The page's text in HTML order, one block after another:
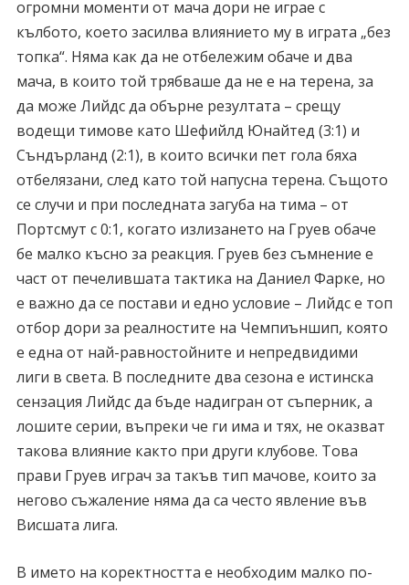
огромни моменти от мача дори не играе с
кълбото, което засилва влиянието му в играта „без
топка“. Няма как да не отбележим обаче и два
мача, в които той трябваше да не е на терена, за
да може Лийдс да обърне резултата – срещу
водещи тимове като Шефийлд Юнайтед (3:1) и
Съндърланд (2:1), в които всички пет гола бяха
отбелязани, след като той напусна терена. Същото
се случи и при последната загуба на тима – от
Портсмут с 0:1, когато излизането на Груев обаче
бе малко късно за реакция. Груев без съмнение е
част от печелившата тактика на Даниел Фарке, но
е важно да се постави и едно условие – Лийдс е топ
отбор дори за реалностите на Чемпиъншип, която
е една от най-равностойните и непредвидими
лиги в света. В последните два сезона е истинска
сензация Лийдс да бъде надигран от съперник, а
лошите серии, въпреки че ги има и тях, не оказват
такова влияние както при други клубове. Това
прави Груев играч за такъв тип мачове, които за
негово съжаление няма да са често явление във
Висшата лига.
В името на коректността е необходим малко по-